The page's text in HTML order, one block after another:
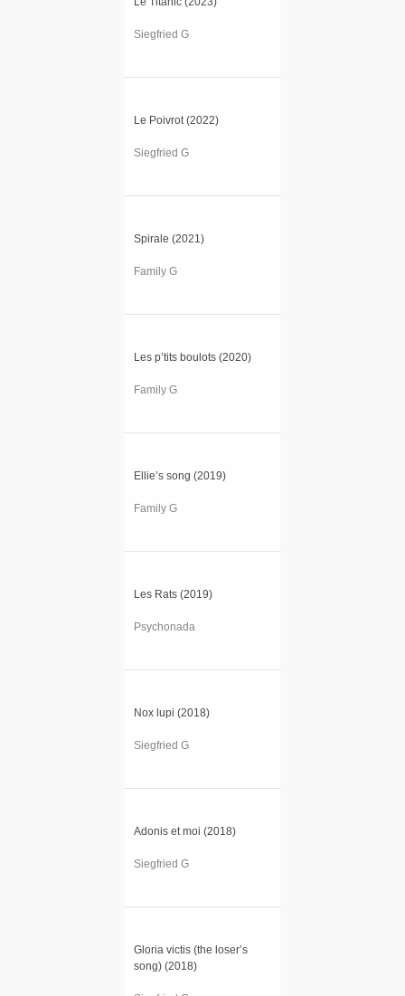
Siegfried G
Le Poivrot (2022)
Siegfried G
Spirale (2021)
Family G
Les p’tits boulots (2020)
Family G
Ellie’s song (2019)
Family G
Les Rats (2019)
Psychonada
Nox lupi (2018)
Siegfried G
Adonis et moi (2018)
Siegfried G
Gloria victis (the loser’s
song) (2018)